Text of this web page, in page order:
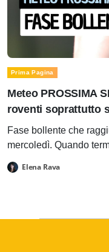
Prima Pagina
Meteo PROSSIMA
roventi soprattutto
Fase bollente che
mercoledì. Quando
Elena Rava